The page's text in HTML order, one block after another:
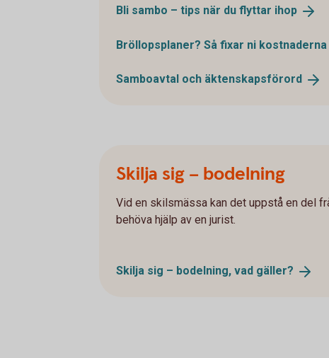
Bli sambo – tips när du flyttar ihop
Bröllopsplaner? Så fixar ni kostnaderna
Samboavtal och äktenskapsförord
Skilja sig – bodelning
Vid en skilsmässa kan det uppstå en del
behöva hjälp av en jurist.
Skilja sig – bodelning, vad gäller?